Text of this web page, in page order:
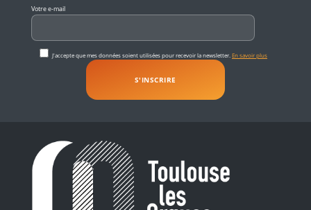
Votre e-mail
J'accepte que mes données soient utilisées pour recevoir la newsletter. En savoir plus